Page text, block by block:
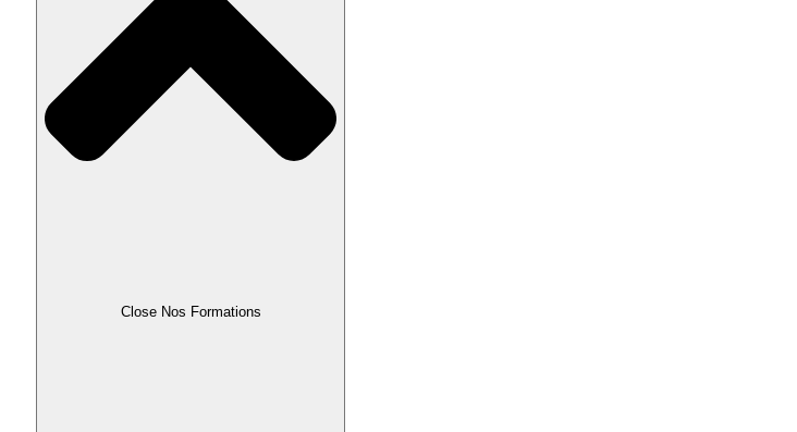
Close Nos Formations